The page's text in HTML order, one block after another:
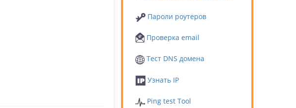
Пароли роутеров
Проверка email
Тест DNS домена
Узнать IP
Ping test Tool